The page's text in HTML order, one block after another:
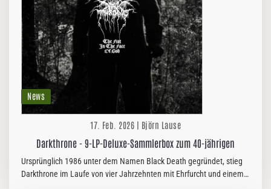
News
17. Feb. 2026 | Björn Lause
Darkthrone - 9-LP-Deluxe-Sammlerbox zum 40-jährigen
Ursprünglich 1986 unter dem Namen Black Death gegründet, stieg
Darkthrone im Laufe von vier Jahrzehnten mit Ehrfurcht und einem